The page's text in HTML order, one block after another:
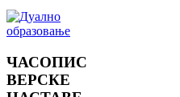
ЧАСОПИС
ВЕРСКЕ